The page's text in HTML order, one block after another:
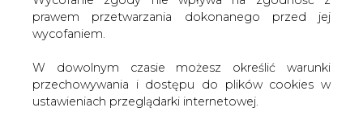
prawem przetwarzania dokonanego przed jej
wycofaniem.
W dowolnym czasie możesz określić warunki
przechowywania i dostępu do plików cookies w
ustawieniach przeglądarki internetowej.
Notowany w ostatnich tygodniach wzrost produkcji jest
efektem utrzymującego się bardzo wysokiego popytu
wzrastającą liczbą odstawień jednostek wytwórczych w
innych firmach energetycznych. Przerwy w produkcji są
efektem braku dostatecznej ilości wody chłodzącej lub